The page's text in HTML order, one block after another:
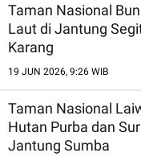
Taman Nasional
Laut di Jantung
Karang
19 JUN 2026, 9:26 WIB
Taman Nasional
Hutan Purba dan
Jantung Sumba